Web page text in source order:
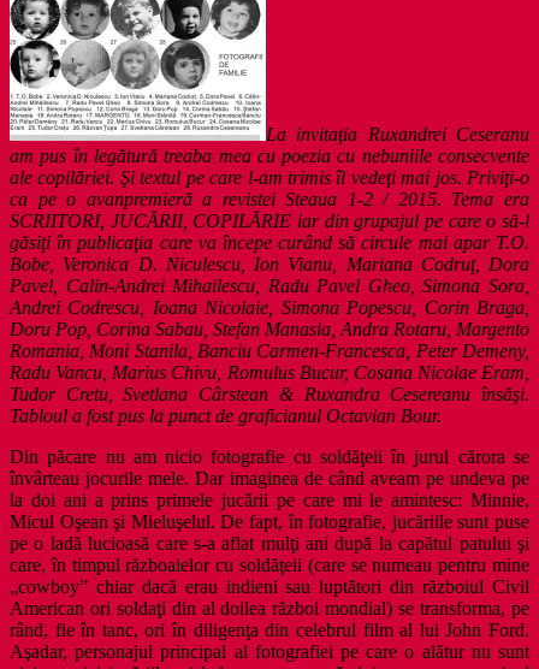
La invitaţia Ruxandrei Ceseranu
am pus în legătură treaba mea cu poezia cu nebuniile consecvente
ale copilăriei. Şi textul pe care l-am trimis îl vedeţi mai jos. Priviţi-o
ca pe o avanpremieră a revistei Steaua 1-2 / 2015. Tema era
SCRIITORI, JUCĂRII, COPILĂRIE iar din grupajul pe care o să-l
găsiţi în publicaţia care va începe curând să circule mai apar T.O.
Bobe, Veronica D. Niculescu, Ion Vianu, Mariana Codruţ, Dora
Pavel, Calin-Andrei Mihailescu, Radu Pavel Gheo, Simona Sora,
Andrei Codrescu, Ioana Nicolaie, Simona Popescu, Corin Braga,
Doru Pop, Corina Sabau, Stefan Manasia, Andra Rotaru, Margento
Romania, Moni Stanila, Banciu Carmen-Francesca, Peter Demeny,
Radu Vancu, Marius Chivu, Romulus Bucur, Cosana Nicolae Eram,
Tudor Cretu, Svetlana Cârstean & Ruxandra Cesereanu însăşi.
Tabloul a fost pus la punct de graficianul Octavian Bour.
Din păcare nu am nicio fotografie cu soldăţeii în jurul cărora se
învârteau jocurile mele. Dar imaginea de când aveam pe undeva pe
la doi ani a prins primele jucării pe care mi le amintesc: Minnie,
Micul Oşean şi Mieluşelul. De fapt, în fotografie, jucăriile sunt puse
pe o ladă lucioasă care s-a aflat mulţi ani după la capătul patului şi
care, în timpul războaielor cu soldăţeii (care se numeau pentru mine
„cowboy” chiar dacă erau indieni sau luptători din războiul Civil
American ori soldaţi din al doilea război mondial) se transforma, pe
rând, fie în tanc, ori în diligenţa din celebrul film al lui John Ford.
Aşadar, personajul principal al fotografiei pe care o alătur nu sunt